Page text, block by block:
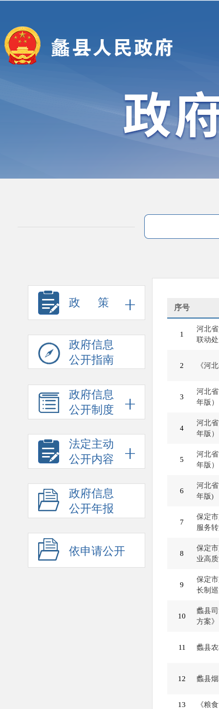
政 策
政府信息
公开指南
政府信息
公开制度
法定主动
公开内容
政府信息
公开年报
依申请公开
序号
1
河北
联动
2 《河
3
河北
年版）
4
河北
年版）
5
河北
年版）
6
河北
年版)
7
保定
服务
8
保定
业高
9
保定
长制
10
蠡县
方案
11 蠡县
12 蠡县
13 《粮